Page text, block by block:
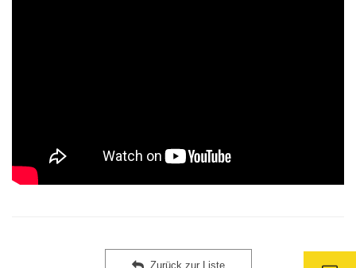
Zurück zur Liste